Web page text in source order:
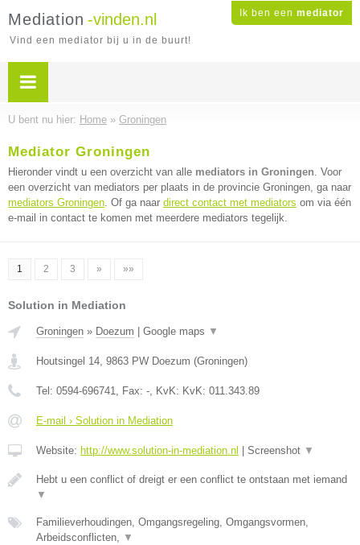
Ik ben een mediator
Mediation -vinden.nl
Vind een mediator bij u in de buurt!
U bent nu hier: Home » Groningen
Mediator Groningen
Hieronder vindt u een overzicht van alle mediators in Groningen. Voor
een overzicht van mediators per plaats in de provincie Groningen, ga naar
mediators Groningen. Of ga naar direct contact met mediators om via één
e-mail in contact te komen met meerdere mediators tegelijk.
1 2 3 » »»
Solution in Mediation
Groningen » Doezum Google maps ▼
Houtsingel 14, 9863 PW Doezum (Groningen)
Tel: 0594-696741, Fax: -, KvK: KvK: 011.343.89
E-mail › Solution in Mediation
Website: http://www.solution-in-mediation.nl Screenshot ▼
Hebt u een conflict of dreigt er een conflict te ontstaan met iemand
▼
Familieverhoudingen, Omgangsregeling, Omgangsvormen,
Arbeidsconflicten, ▼